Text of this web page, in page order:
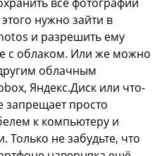
нужно зайти в
и разрешить ему
с облаком. Или же можно
облачным
Яндекс.Диск или что-
запрещает просто
к компьютеру и
Только не забудьте, что